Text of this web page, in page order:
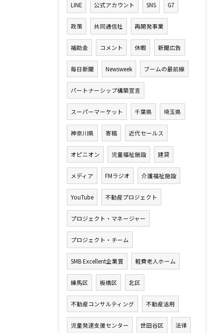
LINE 公式アカウント SNS G7
政策 共同通信社 再開発事業
補助金 コメント 休暇 新聞広告
毎日新聞 Newsweek ブームの最前線
パートナーシップ構築宣言
スーパーマーケット 千葉県 埼玉県
神奈川県 寄稿 近代セールス
オピニオン 児童福祉施設 建貸
メディア FMラジオ 介護福祉施設
YouTube 不動産プロジェクト
プロジェクト・マネージャー
プロジェクト・チーム
SMB Excellent企業賞 軽費老人ホーム
練馬区 板橋区 北区
不動産コンサルティング 不動産活用
児童発達支援センター 世田谷区 法律